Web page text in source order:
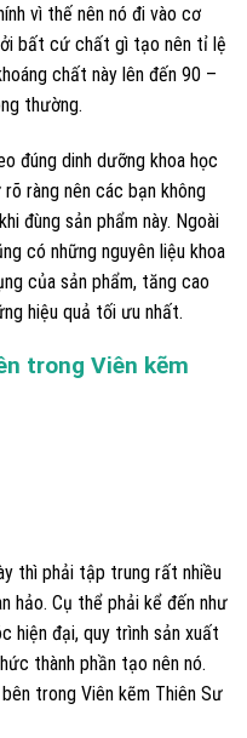
vì thế nên nó đi vào cơ
bất cứ chất gì tạo nên tỉ lệ
chất này lên đến 90 –
thường.
đúng dinh dưỡng khoa học
ràng nên các bạn không
đùng sản phẩm này. Ngoài
có những nguyên liệu khoa
của sản phẩm, tăng cao
hiệu quả tối ưu nhất.
trong Viên kẽm
thì phải tập trung rất nhiều
hảo. Cụ thể phải kể đến như
hiện đại, quy trình sản xuất
thành phần tạo nên nó.
trong Viên kẽm Thiên Sư